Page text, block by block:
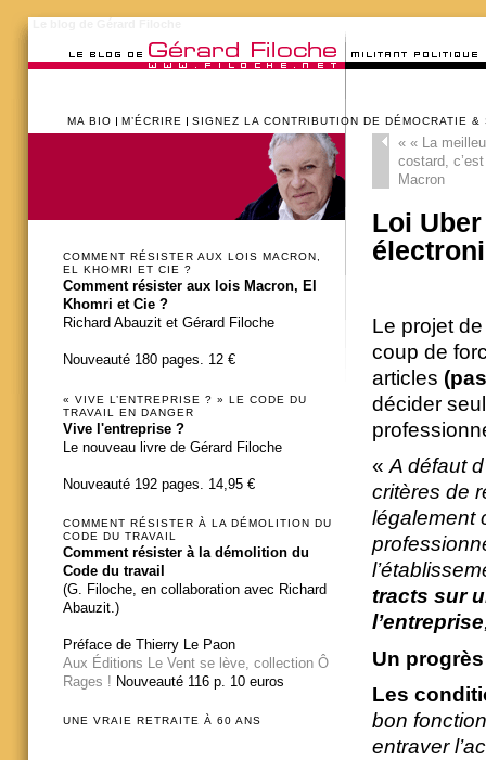
MA BIO M’ÉCRIRE SIGNEZ LA CONTRIBUTION DE DÉMOCRATIE &
«« La
costard,
Macron
Loi
Le projet
coup de
articles
décider
« A défaut
critères de
légalement
tracts sur
l’entreprise
Un
Les
bon
entraver
COMMENT RÉSISTER AUX LOIS MACRON,
EL KHOMRI ET CIE ?
Comment résister aux lois Macron, El
Khomri et Cie ?
Richard Abauzit et Gérard Filoche
Nouveauté 180 pages. 12 €
« VIVE L’ENTREPRISE ? » LE CODE DU
TRAVAIL EN DANGER
Vive l'entreprise ?
Le nouveau livre de Gérard Filoche
Nouveauté 192 pages. 14,95 €
COMMENT RÉSISTER À LA DÉMOLITION DU
CODE DU TRAVAIL
Comment résister à la démolition du
Code du travail
(G. Filoche, en collaboration avec Richard
Abauzit.)
Préface de Thierry Le Paon
Aux Éditions Le Vent se lève, collection Ô
Rages ! Nouveauté 116 p. 10 euros
UNE VRAIE RETRAITE À 60 ANS